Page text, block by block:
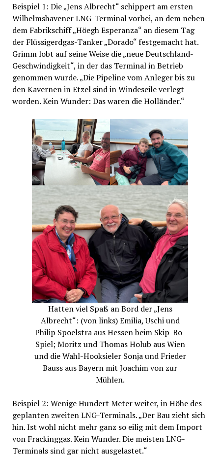
Beispiel 1: Die „Jens Albrecht“ schippert am ersten
Wilhelmshavener LNG-Terminal vorbei, an dem neben
dem Fabrikschiff „Höegh Esperanza“ an diesem Tag
der Flüssigerdgas-Tanker „Dorado“ festgemacht hat.
Grimm lobt auf seine Weise die „neue Deutschland-
Geschwindigkeit“, in der das Terminal in Betrieb
genommen wurde. „Die Pipeline vom Anleger bis zu
den Kavernen in Etzel sind in Windeseile verlegt
worden. Kein Wunder: Das waren die Holländer.“
Hatten viel Spaß an Bord der „Jens
Albrecht“: (von links) Emilia, Uschi und
Philip Spoelstra aus Hessen beim Skip-Bo-
Spiel; Moritz und Thomas Holub aus Wien
und die Wahl-Hooksieler Sonja und Frieder
Bauss aus Bayern mit Joachim von zur
Mühlen.
Beispiel 2: Wenige Hundert Meter weiter, in Höhe des
geplanten zweiten LNG-Terminals. „Der Bau zieht sich
hin. Ist wohl nicht mehr ganz so eilig mit dem Import
von Frackinggas. Kein Wunder. Die meisten LNG-
Terminals sind gar nicht ausgelastet.“